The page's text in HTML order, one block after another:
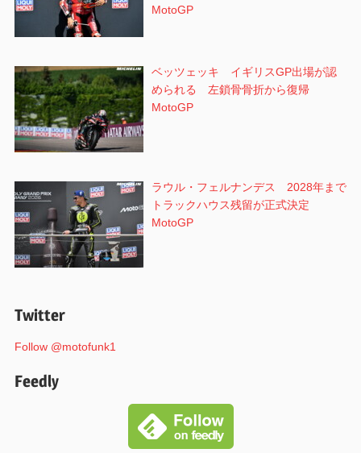
MotoGP
ベッツェッキ イギリスGP出場が認
められる 左鎖骨骨折から復帰
MotoGP
ラウル・フェルナンデス 2028年まで
トラックハウス残留が正式決定
MotoGP
Twitter
Follow @motofunk1
Feedly